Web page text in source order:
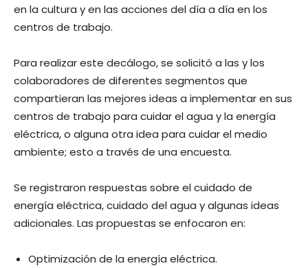
en la cultura y en las acciones del día a día en los
centros de trabajo.
Para realizar este decálogo, se solicitó a las y los
colaboradores de diferentes segmentos que
compartieran las mejores ideas a implementar en sus
centros de trabajo para cuidar el agua y la energía
eléctrica, o alguna otra idea para cuidar el medio
ambiente; esto a través de una encuesta.
Se registraron respuestas sobre el cuidado de
energía eléctrica, cuidado del agua y algunas ideas
adicionales. Las propuestas se enfocaron en:
Optimización de la energía eléctrica.